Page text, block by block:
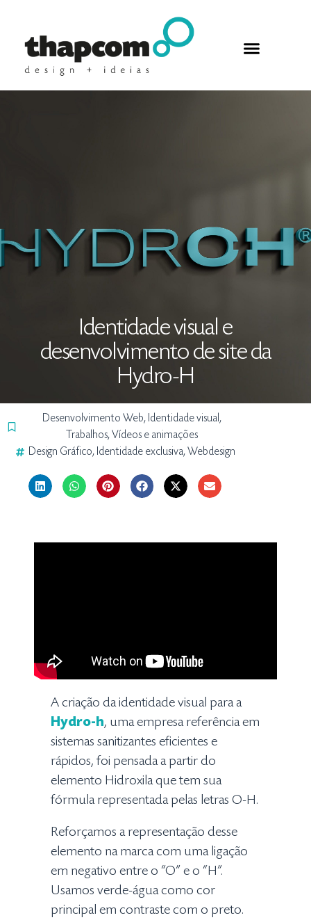
Identidade visual e
desenvolvimento de site da
Hydro-H
Desenvolvimento Web, Identidade visual ,
Trabalhos,Vídeos e animações
Design Gráfico, Identidade exclusiva,Webdesign
A criação da identidade visual para a
Hydro-h, uma empresa referência em
sistemas sanitizantes eficientes e
rápidos, foi pensada a partir do
elemento Hidroxila que tem sua
fórmula representada pelas letras O-H.
Reforçamos a representação desse
elemento na marca com uma ligação
em negativo entre o “O” e o “H”.
Usamos verde-água como cor
principal em contraste com o preto.